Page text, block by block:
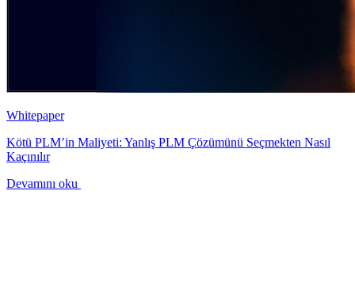
Whitepaper
Kötü PLM’in Maliyeti: Yanlış PLM Çözümünü Seçmekten Nasıl
Kaçınılır
Devamını oku